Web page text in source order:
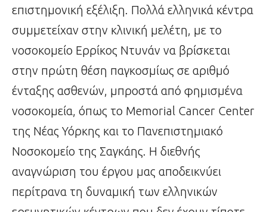
επιστημονική εξέλιξη. Πολλά ελληνικά κέντρα
συμμετείχαν στην κλινική μελέτη, με το
νοσοκομείο Ερρίκος Ντυνάν να βρίσκεται
στην πρώτη θέση παγκοσμίως σε αριθμό
ένταξης ασθενών, μπροστά από φημισμένα
νοσοκομεία, όπως το Memorial Cancer Center
της Νέας Υόρκης και το Πανεπιστημιακό
Νοσοκομείο της Σαγκάης. Η διεθνής
αναγνώριση του έργου μας αποδεικνύει
περίτρανα τη δυναμική των ελληνικών